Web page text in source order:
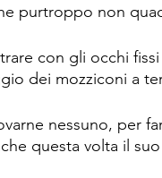
purtroppo non
con gli occhi
dei mozziconi a
nessuno, per
questa volta il